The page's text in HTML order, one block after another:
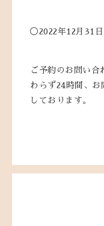
◯2022年12月31
ご予約のお問い合
わらず24時間、お
しております。